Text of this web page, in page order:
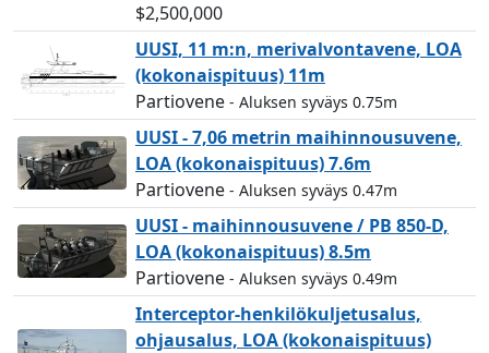
$2,500,000
UUSI, 11 m:n, merivalvontavene, LOA
(kokonaispituus) 11m
Partiovene - Aluksen syväys 0.75m
UUSI - 7,06 metrin maihinnousuvene,
LOA (kokonaispituus) 7.6m
Partiovene - Aluksen syväys 0.47m
UUSI - maihinnousuvene / PB 850-D,
LOA (kokonaispituus) 8.5m
Partiovene - Aluksen syväys 0.49m
Interceptor-henkilökuljetusalus,
ohjausalus, LOA (kokonaispituus)